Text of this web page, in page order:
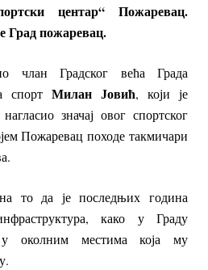
центар“ Пожаревац.
Град пожаревац.
члан Градског већа Града
спорт Милан Јовић, који је
значај овог спортског
Пожаревац походе такмичари
то да је последњих година
како у Граду
околним местима која му